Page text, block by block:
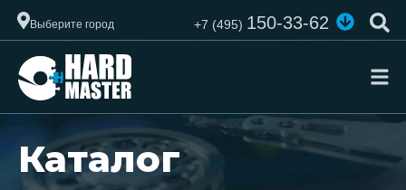
Выберите город +7 (495)150-33-62
Каталог